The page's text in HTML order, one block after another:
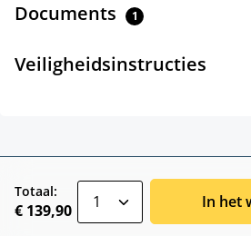
Documents 1
Veiligheidsinstructies
Totaal:
€ 139,90 In het